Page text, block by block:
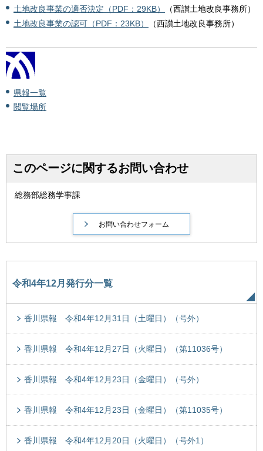
土地改良事業の適否決定（PDF：29KB）
（西讃土地改良事務所）
土地改良事業の認可（PDF：23KB）
（西讃土地改良事務所）
県報一覧
閲覧場所
このページに関するお問い合わせ
総務部総務学事課
令和4年12月発行分一覧
香川県報 令和4年12月31日（土曜日）（号外）
香川県報 令和4年12月27日（火曜日）（第11036号）
香川県報 令和4年12月23日（金曜日）（号外）
香川県報 令和4年12月23日（金曜日）（第11035号）
香川県報 令和4年12月20日（火曜日）（号外1）